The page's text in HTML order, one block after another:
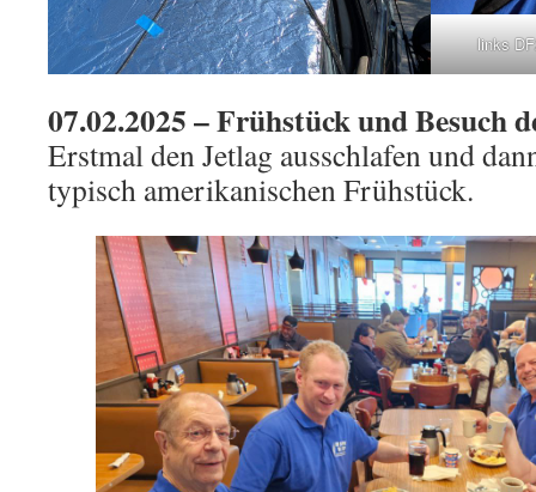
links
07.02.2025 – Frühstück und Besuch
Erstmal den Jetlag ausschlafen und
typisch amerikanischen Frühstück.